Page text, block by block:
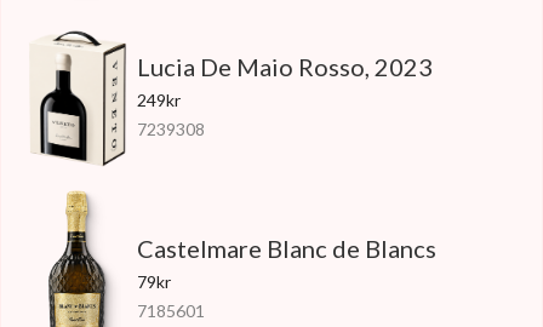
Lucia De Maio Rosso, 2023
249kr
7239308
Castelmare Blanc de Blancs
79kr
7185601